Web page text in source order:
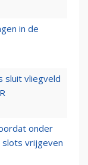
in de
sluit vliegveld
onder
slots vrijgeven